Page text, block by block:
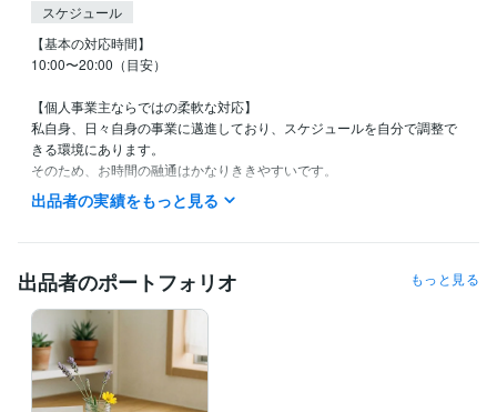
スケジュール
【基本の対応時間】
10:00〜20:00（目安）
【個人事業主ならではの柔軟な対応】
私自身、日々自身の事業に邁進しており、スケジュールを自分で調整で
きる環境にあります。
そのため、お時間の融通はかなりききやすいです。
「今、この瞬間の気持ちを聞いてほしい」「夜に少しだけ時間ができ
た」という時も、タイミングが合えばすぐに対応可能です。
普段から、大切なお客様の暮らしを支えるお仕事をさせていただいてい
ます。
お話しいただいた内容は、同じように悩む誰かの力になれるよう、
個人が特定されない形（お名前や具体的な状況を伏せた状態）で、
SNS等でエピソードとして紹介させていただく場合があります。
「私だけの秘密にしてほしい」という方は、事前にお伝えいただければ
お守りいたします。
出品者の実績をもっと見る
出品者のポートフォリオ もっと見る